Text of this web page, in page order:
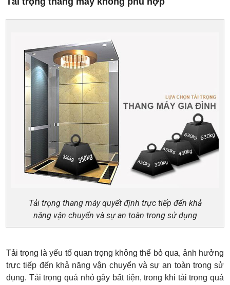
Tải trọng thang máy quyết định trực tiếp đến khả
năng vận chuyển và sự an toàn trong sử dụng
Tải trọng là yếu tố quan trọng không thể bỏ qua, ảnh hưởng
trực tiếp đến khả năng vận chuyển và sự an toàn trong sử
dụng. Tải trọng quá nhỏ gây bất tiện, trong khi tải trọng quá